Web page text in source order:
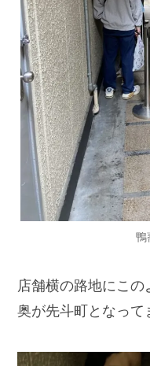
鴨
店舗横の路地にこの
奥が先斗町となって